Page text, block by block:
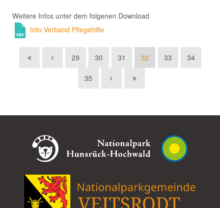
Weitere Infos unter dem folgenen Download
Info Verband Pflegehilfe
29 30 31 32 33 34
35